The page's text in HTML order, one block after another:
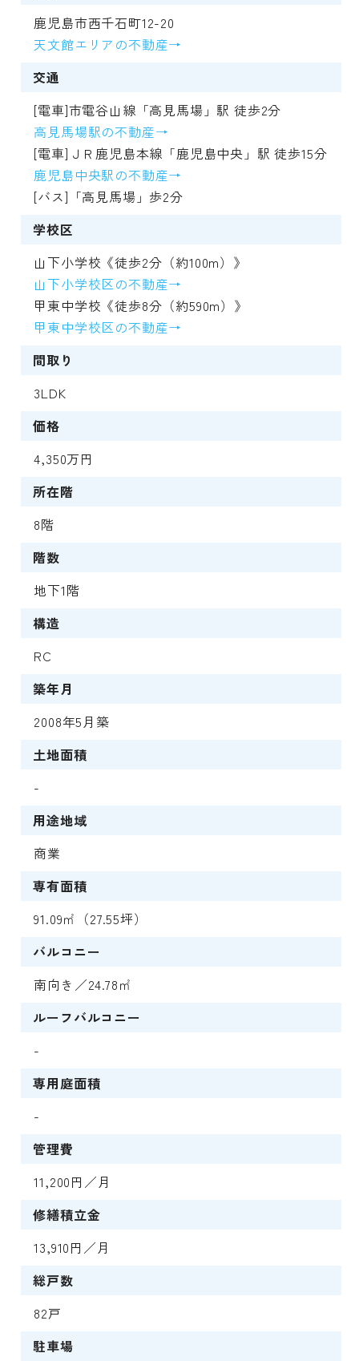
鹿児島市西千石町12-20
天文館エリアの不動産→
交通
[電車]市電谷山線「高見馬場」駅 徒歩2分
高見馬場駅の不動産→
[電車]ＪＲ鹿児島本線「鹿児島中央」駅 徒歩15分
鹿児島中央駅の不動産→
[バス]「高見馬場」歩2分
学校区
山下小学校《徒歩2分（約100m）》
山下小学校区の不動産→
甲東中学校《徒歩8分（約590m）》
甲東中学校区の不動産→
間取り
3LDK
価格
4,350万円
所在階
8階
階数
地下1階
構造
RC
築年月
2008年5月築
土地面積
-
用途地域
商業
専有面積
91.09㎡（27.55坪）
バルコニー
南向き／24.78㎡
ルーフバルコニー
-
専用庭面積
-
管理費
11,200円／月
修繕積立金
13,910円／月
総戸数
82戸
駐車場